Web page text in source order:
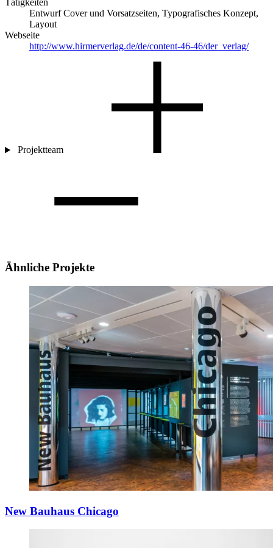
Tätigkeiten
Entwurf Cover und Vorsatzseiten, Typografisches Konzept,
Layout
Webseite
http://www.hirmerverlag.de/de/content-46-46/der_verlag/
Projektteam
Ähnliche Projekte
New Bauhaus Chicago